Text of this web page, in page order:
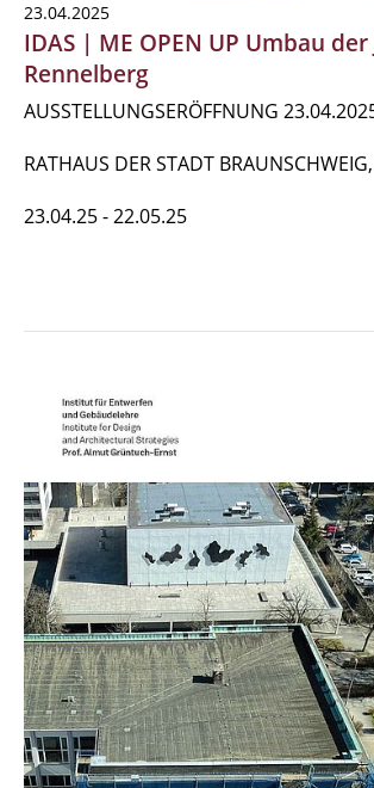
23.04.2025
IDAS | ME OPEN UP Umbau der
Rennelberg
AUSSTELLUNGSERÖFFNUNG
RATHAUS DER STADT
23.04.25 - 22.05.25